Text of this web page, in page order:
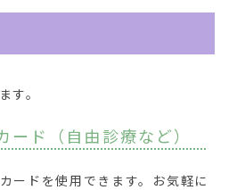
す。
ード（自由診療など）
ードを使用できます。お気軽に